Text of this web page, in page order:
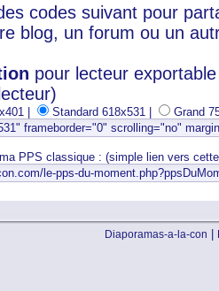
codes suivant pour
blog, un forum ou un
pour lecteur
| Standard 618x531 | Grand
PPS classique : (simple lien vers
Diaporamas-a-la-con